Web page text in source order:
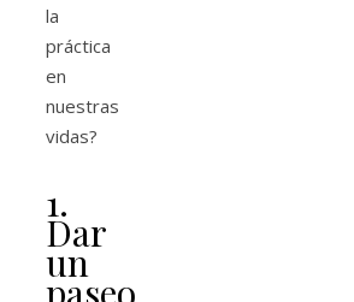
la
práctica
en
nuestras
vidas?
1.
Dar
un